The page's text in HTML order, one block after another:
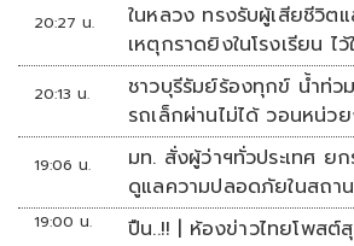
20:27 น.
ในหลวง ทรงรับผู้เสียชีวิตแ
เหตุกราดยิงในโรงเรียน ไ
เคราะห์
20:13 น.
ชาวบุรีรัมย์ร้องทุกข์ น้ำท่ว
รถเล็กผ่านไม่ได้ วอนหน่วย
19:06 น.
มท. สั่งผู้ว่าฯทั่วประเทศ ย
ดูแลความปลอดภัยในสถา
19:00 น. ปืน..!! | ห้องข่าวไทยโพสต์